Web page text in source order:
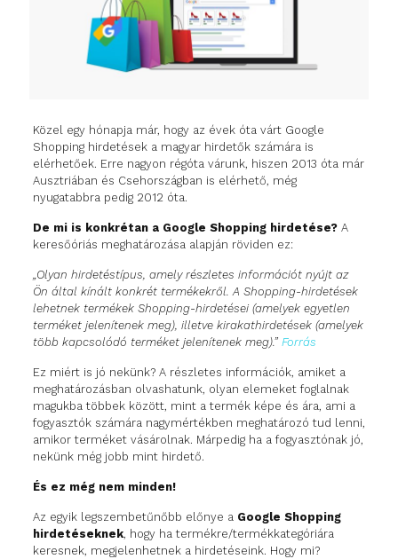
Közel egy hónapja már, hogy az évek óta várt Google
Shopping hirdetések a magyar hirdetők számára is
elérhetőek. Erre nagyon régóta várunk, hiszen 2013 óta már
Ausztriában és Csehországban is elérhető, még
nyugatabbra pedig 2012 óta.
De mi is konkrétan a Google Shopping hirdetése?A
keresőóriás meghatározása alapján röviden ez:
„Olyan hirdetéstípus, amely részletes információt nyújt az
Ön által kínált konkrét termékekről. A Shopping-hirdetések
lehetnek termékek Shopping-hirdetései (amelyek egyetlen
terméket jelenítenek meg), illetve kirakathirdetések (amelyek
több kapcsolódó terméket jelenítenek meg).” Forrás
Ez miért is jó nekünk? A részletes információk, amiket a
meghatározásban olvashatunk, olyan elemeket foglalnak
magukba többek között, mint a termék képe és ára, ami a
fogyasztók számára nagymértékben meghatározó tud lenni,
amikor terméket vásárolnak. Márpedig ha a fogyasztónak jó,
nekünk még jobb mint hirdető.
És ez még nem minden!
Az egyik legszembetűnőbb előnye a Google Shopping
hirdetéseknek, hogy ha termékre/termékkategóriára
keresnek, megjelenhetnek a hirdetéseink. Hogy mi?